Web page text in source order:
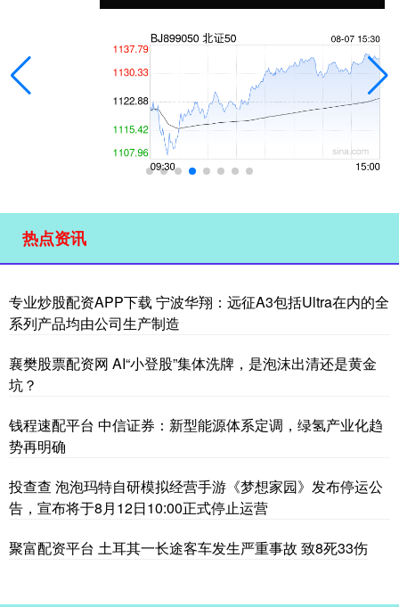
热点资讯
专业炒股配资APP下载 宁波华翔：远征A3包括Ultra在内的全
系列产品均由公司生产制造
襄樊股票配资网 AI“小登股”集体洗牌，是泡沫出清还是黄金
坑？
钱程速配平台 中信证券：新型能源体系定调，绿氢产业化趋
势再明确
投查查 泡泡玛特自研模拟经营手游《梦想家园》发布停运公
告，宣布将于8月12日10:00正式停止运营
聚富配资平台 土耳其一长途客车发生严重事故 致8死33伤